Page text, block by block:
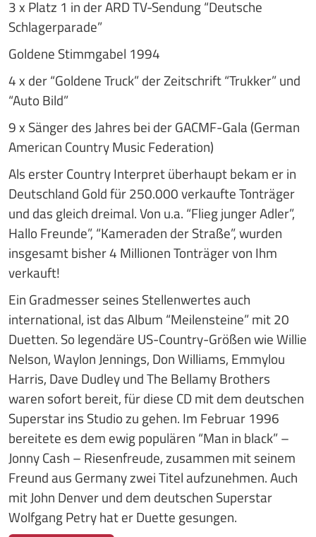
3 x Platz 1 in der ARD TV-Sendung “Deutsche
Schlagerparade”
Goldene Stimmgabel 1994
4 x der “Goldene Truck” der Zeitschrift “Trukker” und
“Auto Bild”
9 x Sänger des Jahres bei der GACMF-Gala (German
American Country Music Federation)
Als erster Country Interpret überhaupt bekam er in
Deutschland Gold für 250.000 verkaufte Tonträger
und das gleich dreimal. Von u.a. “Flieg junger Adler”,
Hallo Freunde”, “Kameraden der Straße”, wurden
insgesamt bisher 4 Millionen Tonträger von Ihm
verkauft!
Ein Gradmesser seines Stellenwertes auch
international, ist das Album “Meilensteine” mit 20
Duetten. So legendäre US-Country-Größen wie Willie
Nelson, Waylon Jennings, Don Williams, Emmylou
Harris, Dave Dudley und The Bellamy Brothers
waren sofort bereit, für diese CD mit dem deutschen
Superstar ins Studio zu gehen. Im Februar 1996
bereitete es dem ewig populären “Man in black” –
Jonny Cash – Riesenfreude, zusammen mit seinem
Freund aus Germany zwei Titel aufzunehmen. Auch
mit John Denver und dem deutschen Superstar
Wolfgang Petry hat er Duette gesungen.